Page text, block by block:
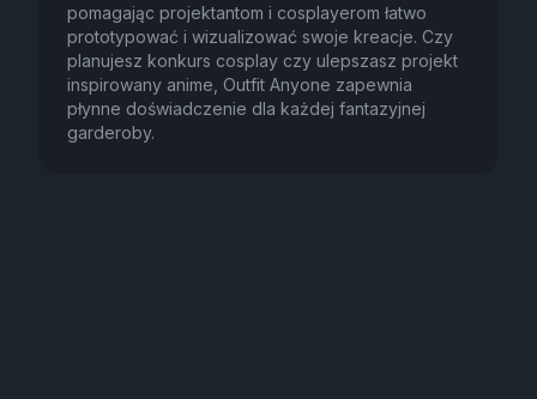
pomagając projektantom i cosplayerom łatwo
prototypować i wizualizować swoje kreacje. Czy
planujesz konkurs cosplay czy ulepszasz projekt
inspirowany anime, Outfit Anyone zapewnia
płynne doświadczenie dla każdej fantazyjnej
garderoby.